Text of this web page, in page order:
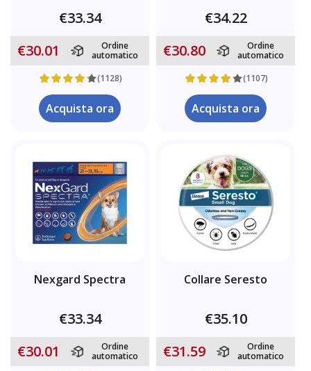
€33.34
€30.01
Ordine
automatico
(1128)
Acquista ora
€34.22
€30.80
Ordine
automatico
(1107)
Acquista ora
Nexgard Spectra
€33.34
€30.01
Ordine
automatico
Collare Seresto
€35.10
€31.59
Ordine
automatico